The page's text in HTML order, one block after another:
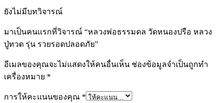
ยังไม่มีบทวิจารณ์
มาเป็นคนแรกที่วิจารณ์ “หลวงพ่อธรรมดล วัดหนองปรือ หลวง
ปู่ทวด รุ่น รวยรอดปลอดภัย”
อีเมลของคุณจะไม่แสดงให้คนอื่นเห็น ช่องข้อมูลจำเป็นถูกทำ
เครื่องหมาย *
การให้คะแนนของคุณ *